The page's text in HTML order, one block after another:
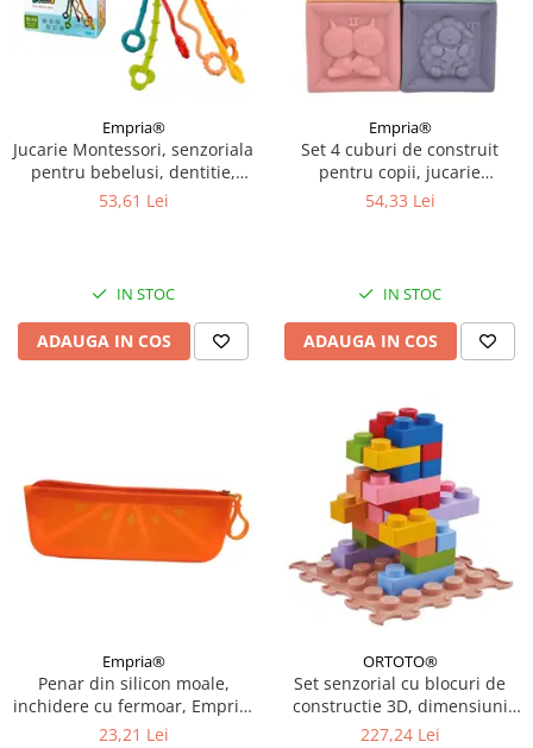
Empria®
Jucarie Montessori, senzoriala
pentru bebelusi, dentitie,
Empria, Elefant Verde
53,61 Lei
IN STOC
ADAUGA IN COS
Empria®
Set 4 cuburi de construit
pentru copii, jucarie
educationala colorata,
54,33 Lei
IN STOC
ADAUGA IN COS
Empria®
Penar din silicon moale,
inchidere cu fermoar, Empria,
Portocaliu
23,21 Lei
ORTOTO®
Set senzorial cu blocuri de
constructie 3D, dimensiuni
mari, 32 piese
227,24 Lei